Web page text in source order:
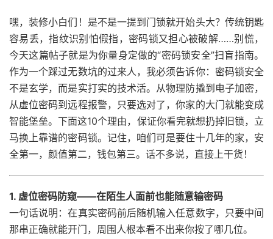
嘿，装修小白们！是不是一提到门锁就开始头大？传统钥匙
容易丢，指纹识别怕假指，密码锁又担心被破解……别慌，
今天这篇帖子就是为你量身定做的“密码锁安全”扫盲指南。
作为一个踩过无数坑的过来人，我必须告诉你：密码锁安全
不是玄学，而是实打实的技术活。从物理防撬到电子加密，
从虚位密码到远程报警，只要选对了，你家的大门就能变成
智能堡垒。下面这10个理由，保证你看完就想扔掉旧锁，立
马换上靠谱的密码锁。记住，咱们可是要住十几年的家，安
全第一，颜值第二，钱包第三。话不多说，直接上干货！
1. 虚位密码防窥——在陌生人面前也能随意输密码
一句话说明：在真实密码前后随机输入任意数字，只要中间
那串正确就能开门，周围人根本看不出来你按了哪几位。